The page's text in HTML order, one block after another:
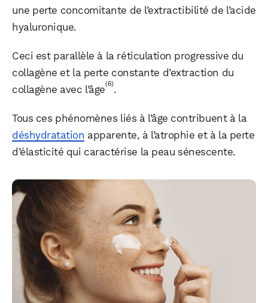
une perte concomitante de l’extractibilité de l’acide
hyaluronique.
Ceci est parallèle à la réticulation progressive du
collagène et la perte constante d’extraction du
collagène avec l’âge(6).
Tous ces phénomènes liés à l’âge contribuent à la
déshydratation apparente, à l’atrophie et à la perte
d’élasticité qui caractérise la peau sénescente.